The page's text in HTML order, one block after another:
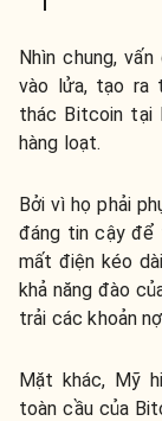
Nhìn chung,
vào lửa, tạo ra
thác Bitcoin tại
hàng loạt.
Bởi vì họ phải
đáng tin cậy để
mất điện kéo
khả năng đào
trải các khoản
Mặt khác, Mỹ
toàn cầu của